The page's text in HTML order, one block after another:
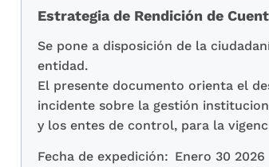
Estrategia de Rendición de
Se pone a disposición de la
entidad.
El presente documento orienta el
incidente sobre la gestión
y los entes de control, para la
Fecha de expedición: Enero 30 2026